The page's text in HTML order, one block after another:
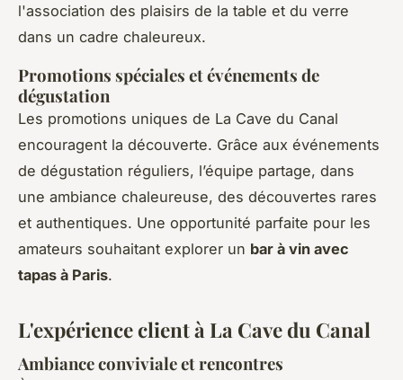
l'association des plaisirs de la table et du verre
dans un cadre chaleureux.
Promotions spéciales et événements de
dégustation
Les promotions uniques de La Cave du Canal
encouragent la découverte. Grâce aux événements
de dégustation réguliers, l’équipe partage, dans
une ambiance chaleureuse, des découvertes rares
et authentiques. Une opportunité parfaite pour les
amateurs souhaitant explorer un bar à vin avec
tapas à Paris.
L'expérience client à La Cave du Canal
Ambiance conviviale et rencontres